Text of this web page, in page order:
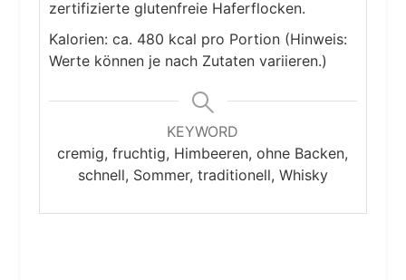
zertifizierte glutenfreie Haferflocken.
Kalorien: ca. 480 kcal pro Portion (Hinweis:
Werte können je nach Zutaten variieren.)
KEYWORD
cremig, fruchtig, Himbeeren, ohne Backen,
schnell, Sommer, traditionell, Whisky